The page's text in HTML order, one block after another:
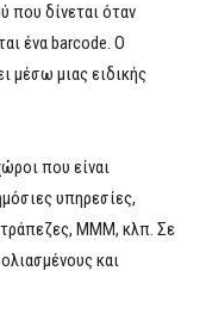
που δίνεται όταν
ένα barcode. Ο
μέσω μιας ειδικής
που είναι
υπηρεσίες,
τράπεζες, ΜΜΜ, κλπ. Σε
και